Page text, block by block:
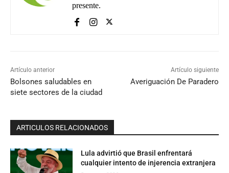
presente.
Artículo anterior
Bolsones saludables en
siete sectores de la ciudad
Artículo siguiente
Averiguación De Paradero
ARTICULOS RELACIONADOS
Lula advirtió que Brasil enfrentará
cualquier intento de injerencia extranjera